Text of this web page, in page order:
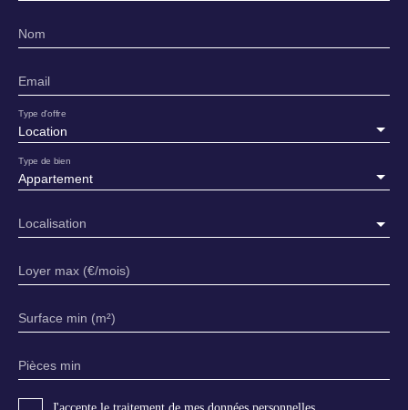
Nom
Email
Location
Type d'offre
Appartement
Type de bien
Localisation
Loyer max (€/mois)
Surface min (m²)
Pièces min